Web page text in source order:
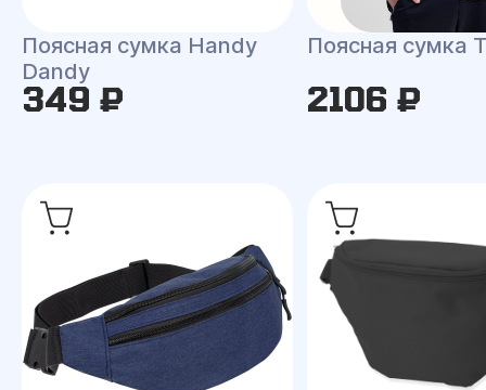
Поясная сумка Handy
Dandy
349 ₽
Поясная сумка
2106 ₽